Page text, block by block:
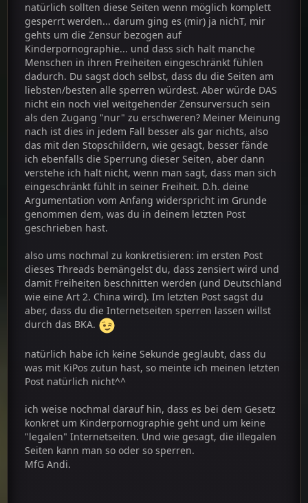
Demnach wäre ich mir nicht so sicher, ob es
gestoppt wird oder nicht durch das BVG.
natürlich sollten diese Seiten wenn möglich komplett
gesperrt werden... darum ging es (mir) ja nichT, mir
gehts um die Zensur bezogen auf
Kinderpornographie... und dass sich halt manche
Menschen in ihren Freiheiten eingeschränkt fühlen
dadurch. Du sagst doch selbst, dass du die Seiten am
liebsten/besten alle sperren würdest. Aber würde DAS
nicht ein noch viel weitgehender Zensurversuch sein
als den Zugang "nur" zu erschweren? Meiner Meinung
nach ist dies in jedem Fall besser als gar nichts, also
das mit den Stopschildern, wie gesagt, besser fände
ich ebenfalls die Sperrung dieser Seiten, aber dann
verstehe ich halt nicht, wenn man sagt, dass man sich
eingeschränkt fühlt in seiner Freiheit. D.h. deine
Argumentation vom Anfang widerspricht im Grunde
genommen dem, was du in deinem letzten Post
geschrieben hast.
also ums nochmal zu konkretisieren: im ersten Post
dieses Threads bemängelst du, dass zensiert wird und
damit Freiheiten beschnitten werden (und Deutschland
wie eine Art 2. China wird). Im letzten Post sagst du
aber, dass du die Internetseiten sperren lassen willst
durch das BKA.
natürlich habe ich keine Sekunde geglaubt, dass du
was mit KiPos zutun hast, so meinte ich meinen letzten
Post natürlich nicht^^
ich weise nochmal darauf hin, dass es bei dem Gesetz
konkret um Kinderpornographie geht und um keine
"legalen" Internetseiten. Und wie gesagt, die illegalen
Seiten kann man so oder so sperren.
MfG Andi.